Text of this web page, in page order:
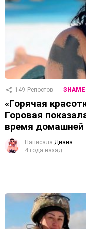
149 Репостов
«Горячая
Горовая
время домашней
Написала Диана
4 года назад